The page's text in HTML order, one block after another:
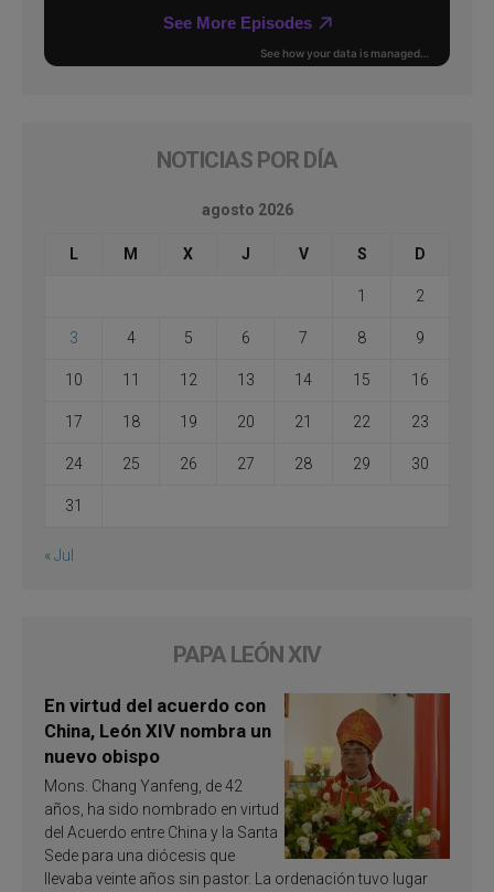
NOTICIAS POR DÍA
agosto 2026
L M X J V S D
1 2
3 4 5 6 7 8 9
10 11 12 13 14 15 16
17 18 19 20 21 22 23
24 25 26 27 28 29 30
31
« Jul
PAPA LEÓN XIV
En virtud del acuerdo con
China, León XIV nombra un
nuevo obispo
Mons. Chang Yanfeng, de 42
años, ha sido nombrado en virtud
del Acuerdo entre China y la Santa
Sede para una diócesis que
llevaba veinte años sin pastor. La ordenación tuvo lugar